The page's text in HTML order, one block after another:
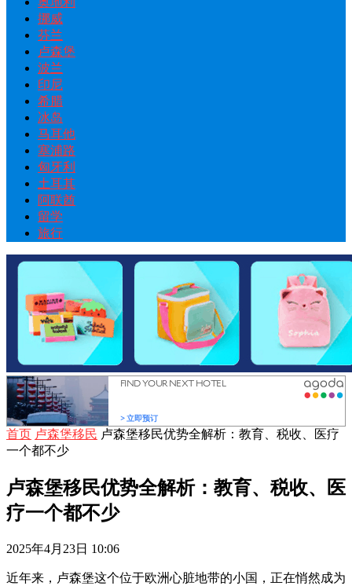
挪威
芬兰
卢森堡
波兰
印尼
希腊
冰岛
马耳他
塞浦路
匈牙利
土耳其
阿联酋
留学
旅行
首页 卢森堡移民 卢森堡移民优势全解析：教育、税收、医疗
一个都不少
卢森堡移民优势全解析：教育、税收、医
疗一个都不少
2025年4月23日 10:06
近年来，卢森堡这个位于欧洲心脏地带的小国，正在悄然成为